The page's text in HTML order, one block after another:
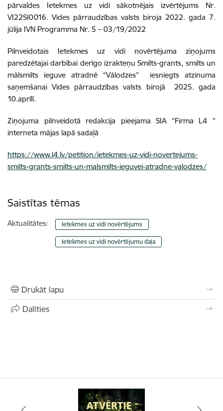
pārvaldes Ietekmes uz vidi sākotnējais izvērtējums Nr.
VI22SI0016. Vides pārraudzības valsts biroja 2022. gada 7.
jūlija IVN Programma Nr. 5 – 03/19/2022
Pilnveidotais Ietekmes uz vidi novērtējuma ziņojums
paredzētajai darbībai derīgo izrakteņu Smilts-grants, smilts un
mālsmilts ieguve atradnē “Vālodzes” iesniegts atzinuma
saņemšanai Vides pārraudzības valsts birojā 2025. gada
10.aprīlī.
Ziņojuma pilnveidotā redakcija pieejama SIA “Firma L4 ”
interneta mājas lapā sadaļā
https://www.l4.lv/petition/ietekmes-uz-vidi-novertejums-
smilts-grants-smilts-un-malsmilts-ieguvei-atradne-valodzes/
Saistītas tēmas
Aktualitātes: Ietekmes uz vidi novērtējums
Ietekmes uz vidi novērtējumu daļa
Drukāt lapu
Dalīties